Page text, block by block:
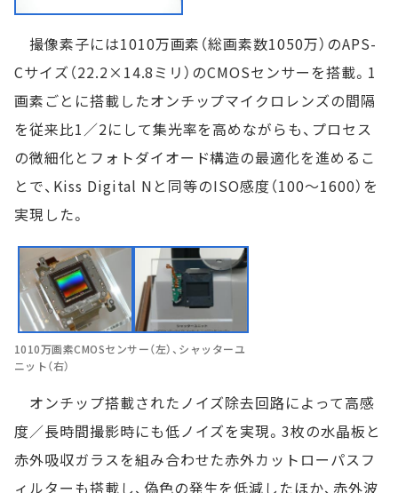
撮像素子には1010万画素（総画素数1050万）のAPS-
Cサイズ（22.2×14.8ミリ）のCMOSセンサーを搭載。1
画素ごとに搭載したオンチップマイクロレンズの間隔
を従来比1／2にして集光率を高めながらも、プロセス
の微細化とフォトダイオード構造の最適化を進めるこ
とで、Kiss Digital Nと同等のISO感度（100～1600）を
実現した。
1010万画素CMOSセンサー（左）、シャッターユ
ニット（右）
オンチップ搭載されたノイズ除去回路によって高感
度／長時間撮影時にも低ノイズを実現。3枚の水晶板と
赤外吸収ガラスを組み合わせた赤外カットローパスフ
ィルターも搭載し、偽色の発生を低減したほか、赤外波